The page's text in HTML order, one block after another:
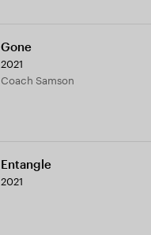
Gone
2021
Coach Samson
Entangle
2021